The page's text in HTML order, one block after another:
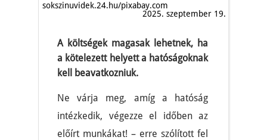
sokszinuvidek.24.hu/pixabay.com
2025. szeptember 19.
A költségek magasak lehetnek, ha
a kötelezett helyett a hatóságoknak
kell beavatkozniuk.
Ne várja meg, amíg a hatóság
intézkedik, végezze el időben az
előírt munkákat! – erre szólított fel